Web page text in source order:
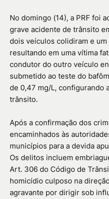
No domingo (14), a PRF foi
grave acidente de trânsito
dois veículos colidiram e
resultando em uma vítima
condutor do outro veículo
submetido ao teste do
de 0,47 mg/L, configurando
trânsito.
Após a confirmação dos
encaminhados às
municípios para a devida
Os delitos incluem
Art. 306 do Código de
homicídio culposo na
agravante por dirigir sob